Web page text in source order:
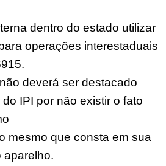
dentro do estado utilizar
operações interestaduais
deverá ser destacado
IPI por não existir o fato
mesmo que consta em sua
aparelho.